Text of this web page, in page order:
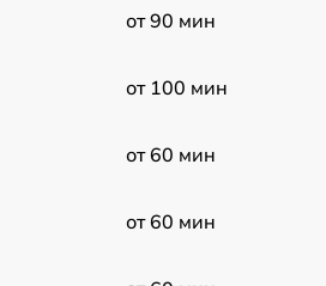
от 90 мин
от 100 мин
от 60 мин
от 60 мин